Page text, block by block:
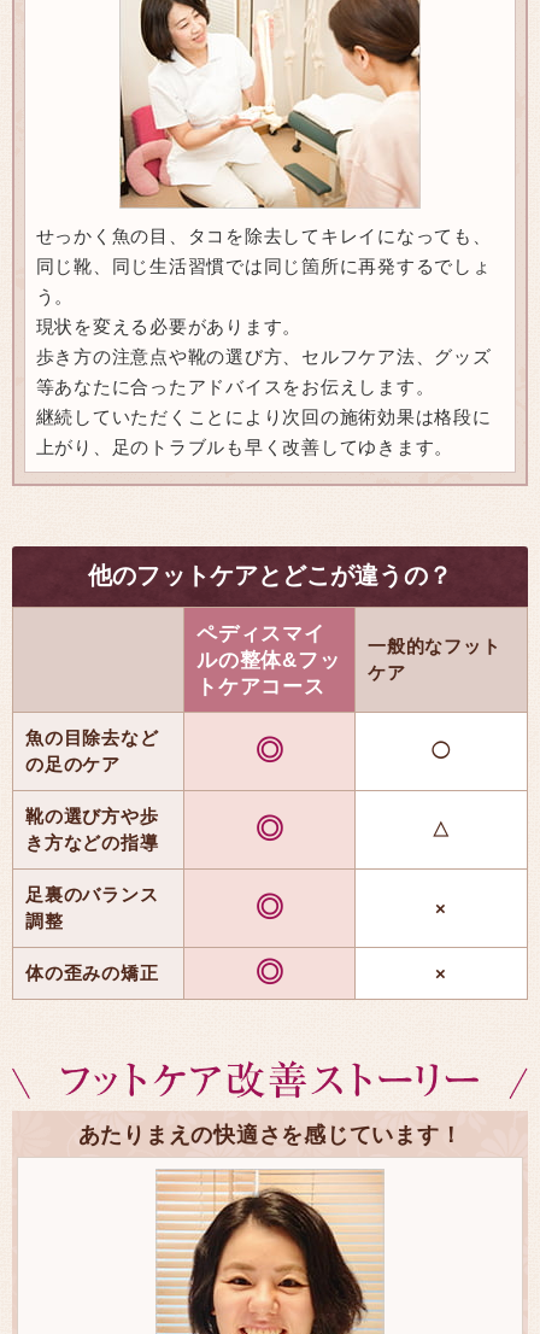
せっかく魚の目、タコを除去してキレイになっても、
同じ靴、同じ生活習慣では同じ箇所に再発するでしょ
う。
現状を変える必要があります。
歩き方の注意点や靴の選び方、セルフケア法、グッズ
等あなたに合ったアドバイスをお伝えします。
継続していただくことにより次回の施術効果は格段に
上がり、足のトラブルも早く改善してゆきます。
他のフットケアとどこが違うの？
ペディスマイ
ルの整体&フッ
トケアコース
一般的なフット
ケア
魚の目除去など
の足のケア
◎ ◯
靴の選び方や歩
き方などの指導
◎ △
足裏のバランス
調整
◎ ×
体の歪みの矯正 ◎ ×
あたりまえの快適さを感じています！